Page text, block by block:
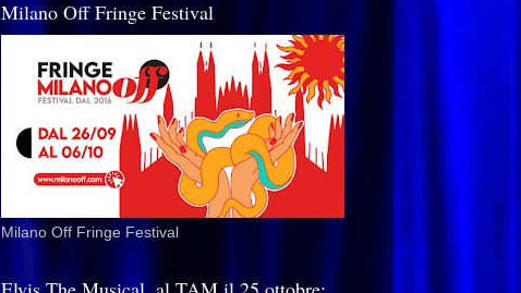
Milano Off Fringe Festival
Milano Off Fringe Festival